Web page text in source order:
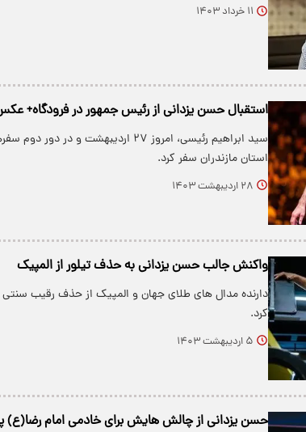
۱۱ خرداد ۱۴۰۳
استقبال حسن یزدانی از رئیس جمهور در فرودگاه+
سید ابراهیم رئیسی، امروز ۲۷ اردیبهشت
استان مازندران سفر کرد.
۲۸ اردیبهشت ۱۴۰۳
واکنش جالب حسن یزدانی به حذف تیلور از المپیک
دارنده مدال های طلای جهان و المپیک از حذف رقیب سنتی
کرد.
۵ اردیبهشت ۱۴۰۳
حسن یزدانی از چالش هایش برای خادمی امام رضا(ع)